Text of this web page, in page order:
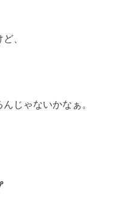
、
じゃないかなぁ。